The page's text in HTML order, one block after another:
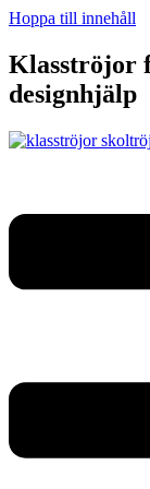
Hoppa till innehåll
Klasströjor
designhjälp